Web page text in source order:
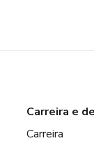
Carreira e
Carreira